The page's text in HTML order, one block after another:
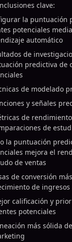
clave:
la puntuación
potenciales
automático
de
predictiva de
de modelado
y señales
de
de
la puntuación
mejora el
de ventas
de conversión
de ingresos
calificación y
potenciales
más sólida